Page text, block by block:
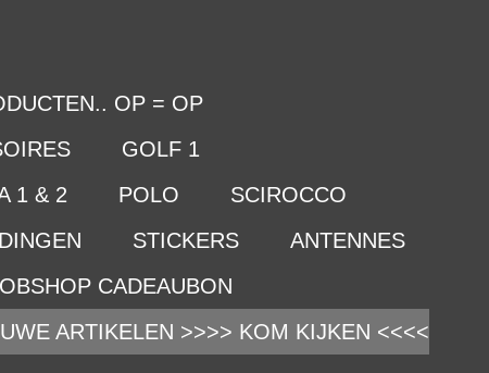
OP = OP
GOLF 1
1 & 2 POLO
SCIROCCO
STICKERS
ANTENNES
CADEAUBON
ARTIKELEN >>>> KOM KIJKEN <<<<